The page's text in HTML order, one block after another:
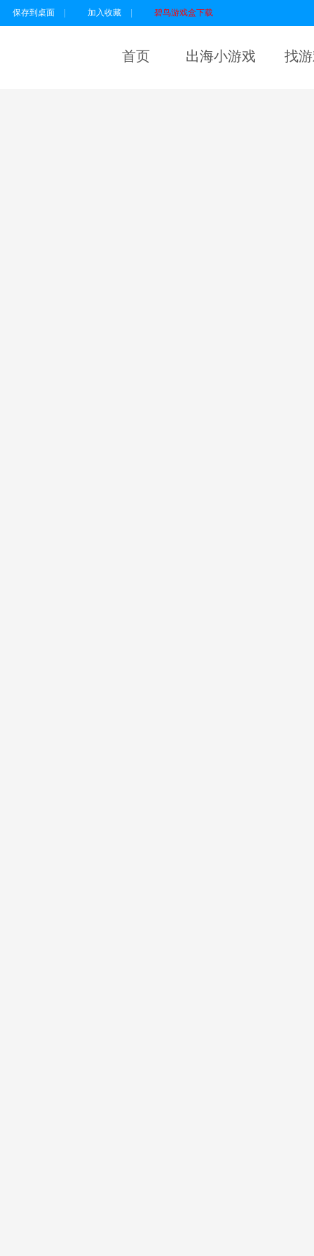
保存到桌面 加入收藏 碧鸟游戏盒下载
首页 出海小游戏 找